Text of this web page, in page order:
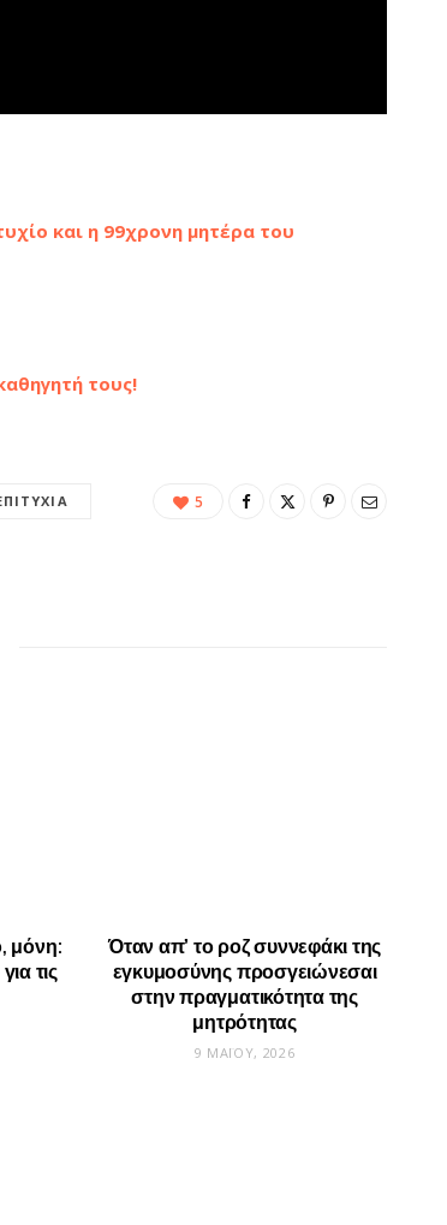
και η 99χρονη μητέρα του
τους!
5
μόνη:
τις
Όταν απ’ το ροζ συννεφάκι της
εγκυμοσύνης προσγειώνεσαι
στην πραγματικότητα της
μητρότητας
9 ΜΑΪ́ΟΥ, 2026